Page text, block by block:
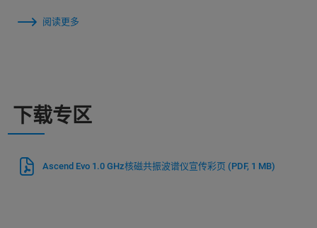
阅读更多
下载专区
Ascend Evo 1.0 GHz核磁共振波谱仪宣传彩页 (PDF, 1 MB)